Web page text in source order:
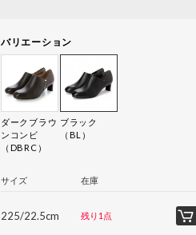
バリエーション
ダークブラウ
ンコンビ
（DBRC）
ブラック
（BL）
サイズ 在庫
225/22.5cm 残り1点